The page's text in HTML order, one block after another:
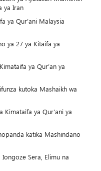
ya Iran
ya Qur’ani Malaysia
ya 27 ya Kitaifa ya
ya Qur’an ya
kutoka Mashaikh wa
Kimataifa ya Qur'ani ya
katika Mashindano
Iongoze Sera, Elimu na